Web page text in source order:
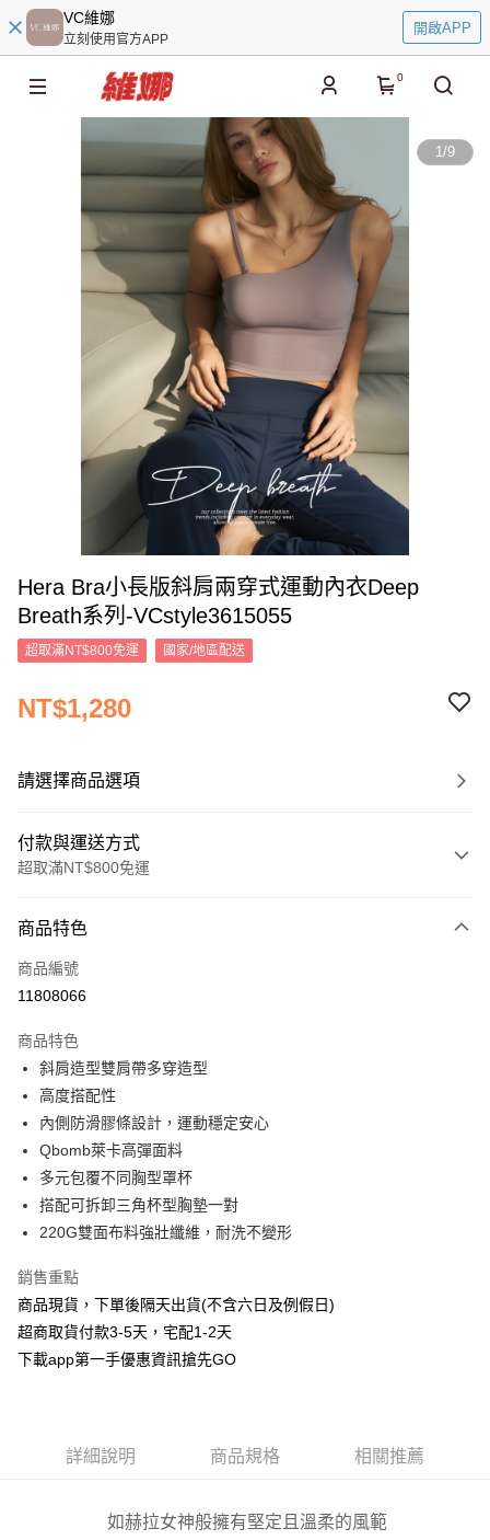
VC維娜
立刻使用官方APP
開啟APP
0
1/9
Hera Bra小長版斜肩兩穿式運動內衣Deep
Breath系列-VCstyle3615055
超取滿NT$800免運 國家/地區配送
NT$1,280
請選擇商品選項
付款與運送方式
超取滿NT$800免運
信用卡一次付款
信用卡分期付款
合作金庫商業銀行
華南商業銀行
上海商業儲蓄銀行
國泰世華商業銀行
兆豐國際商業銀行
臺灣中小企業銀行
匯豐（台灣）商業銀行
聯邦商業銀行
元大商業銀行
玉山商業銀行
星展（台灣）商業銀行
台灣樂天信用卡公司
6 期 0 利率 每期
華南商業銀行
上海商業儲蓄銀行
台北富邦商業銀行
國泰世華商業銀行
臺灣中小企業銀行
匯豐（台灣）商業銀行
聯邦商業銀行
遠東國際商業銀行
元大商業銀行
永豐商業銀行
玉山商業銀行
台灣樂天信用卡公司
超商取貨付款
LINE Pay
Apple Pay
街口支付
【關於「AFTEE先享後付」】
AFTEE先享後付是「在收到商品之後才付款」的支付方式。 讓您購物簡單
結帳頁面，進行簡訊認證並確認金額後，即可完成結帳。
ATM付款
全家取貨付款
付款後全家取貨
商品特色
商品編號
11808066
商品特色
斜肩造型雙肩帶多穿造型
高度搭配性
內側防滑膠條設計，運動穩定安心
Qbomb萊卡高彈面料
多元包覆不同胸型罩杯
搭配可拆卸三角杯型胸墊一對
220G雙面布料強壯纖維，耐洗不變形
銷售重點
商品現貨，下單後隔天出貨(不含六日及例假日)
超商取貨付款3-5天，宅配1-2天
下載app第一手優惠資訊搶先GO
詳細說明 商品規格 相關推薦
如赫拉女神般擁有堅定且溫柔的風範